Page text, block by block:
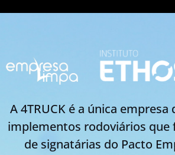
A 4TRUCK é a única
implementos rodoviários que
de signatárias do Pacto